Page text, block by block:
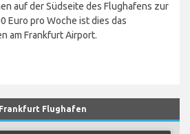
auf der Südseite des Flughafens zur
Euro pro Woche ist dies das
am Frankfurt Airport.
Flughafen